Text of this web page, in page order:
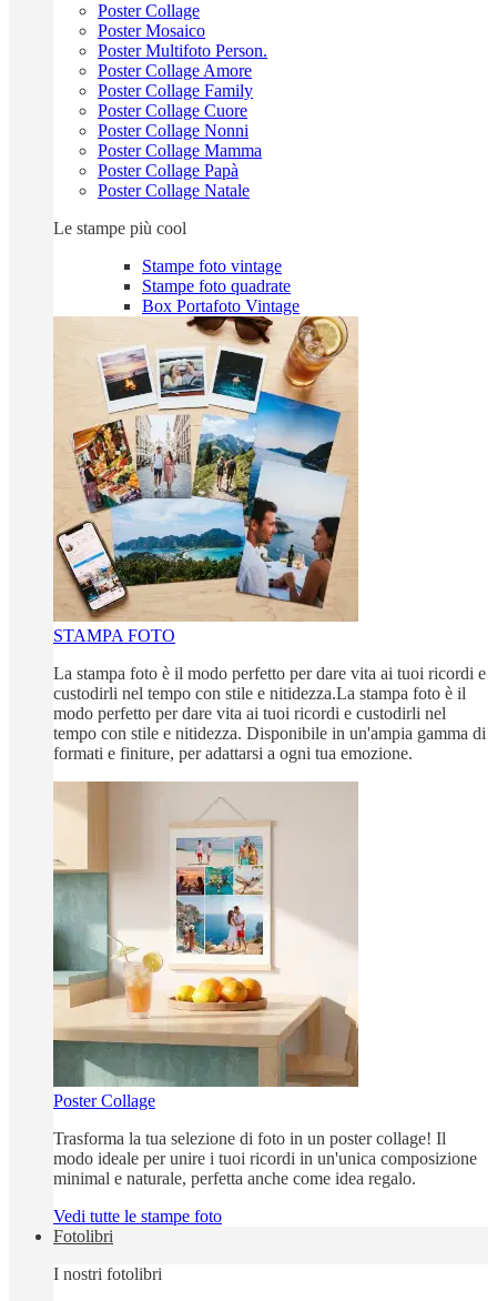
Poster Collage
Poster Mosaico
Poster Multifoto Person.
Poster Collage Amore
Poster Collage Family
Poster Collage Cuore
Poster Collage Nonni
Poster Collage Mamma
Poster Collage Papà
Poster Collage Natale
Le stampe più cool
Stampe foto vintage
Stampe foto quadrate
Box Portafoto Vintage
STAMPA FOTO
La stampa foto è il modo perfetto per dare vita ai tuoi ricordi e
custodirli nel tempo con stile e nitidezza.La stampa foto è il
modo perfetto per dare vita ai tuoi ricordi e custodirli nel
tempo con stile e nitidezza. Disponibile in un'ampia gamma di
formati e finiture, per adattarsi a ogni tua emozione.
Poster Collage
Trasforma la tua selezione di foto in un poster collage! Il
modo ideale per unire i tuoi ricordi in un'unica composizione
minimal e naturale, perfetta anche come idea regalo.
Vedi tutte le stampe foto
Fotolibri
I nostri fotolibri